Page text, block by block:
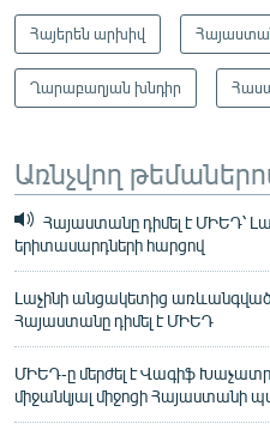
Հայերեն արխիվ
Ղարաբաղյան խնդիր
Առնչվող
Հայաստանը դիմել է ՄԻԵԴ՝
երիտասարդների հարցով
Լաչինի անցակետից առևանգված
Հայաստանը դիմել է ՄԻԵԴ
ՄԻԵԴ-ը մերժել է Վագիֆ
միջանկյալ միջոցի Հայաստանի